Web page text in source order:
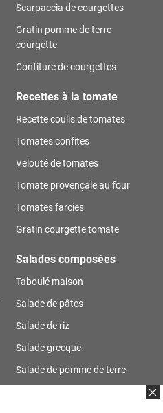
Scarpaccia de courgettes
Gratin pomme de terre
courgette
Confiture de courgettes
Recettes à la tomate
Recette coulis de tomates
Tomates confites
Velouté de tomates
Tomate provençale au four
Tomates farcies
Gratin courgette tomate
Salades composées
Taboulé maison
Salade de pâtes
Salade de riz
Salade grecque
Salade de pomme de terre